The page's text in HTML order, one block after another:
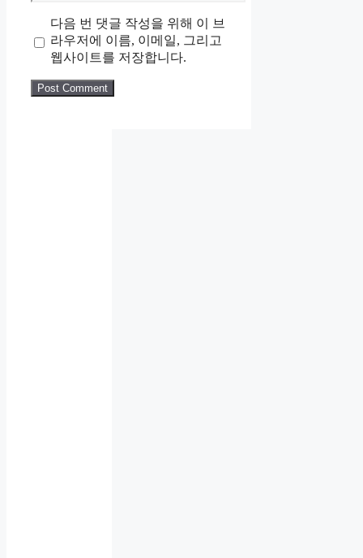
다음 번 댓글 작성을 위해 이 브
라우저에 이름, 이메일, 그리고
웹사이트를 저장합니다.